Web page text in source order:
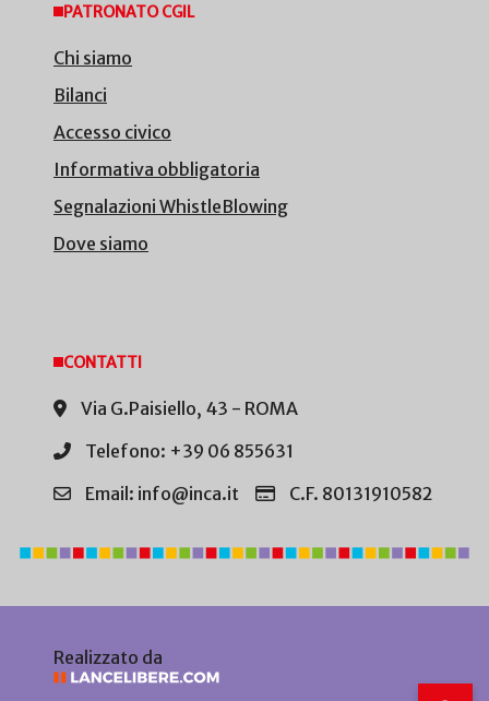
PATRONATO CGIL
Chi siamo
Bilanci
Accesso civico
Informativa obbligatoria
Segnalazioni WhistleBlowing
Dove siamo
CONTATTI
Via G.Paisiello, 43 - ROMA
Telefono: +39 06 855631
Email: info@inca.it
C.F. 80131910582
Realizzato da